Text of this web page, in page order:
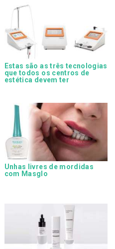
Estas são as três tecnologias
que todos os centros de
estética devem ter
Unhas livres de mordidas
com Masglo